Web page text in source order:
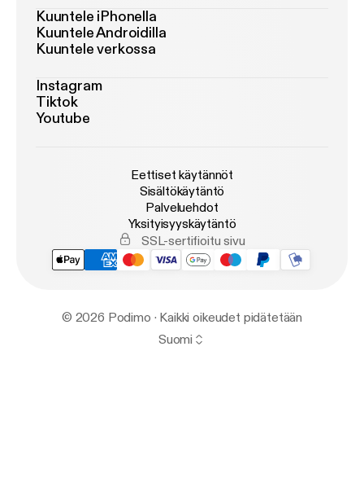
Kuuntele iPhonella
Kuuntele Androidilla
Kuuntele verkossa
Instagram
Tiktok
Youtube
Eettiset käytännöt
Sisältökäytäntö
Palveluehdot
Yksityisyyskäytäntö
SSL-sertifioitu sivu
© 2026 Podimo · Kaikki oikeudet pidätetään
Suomi